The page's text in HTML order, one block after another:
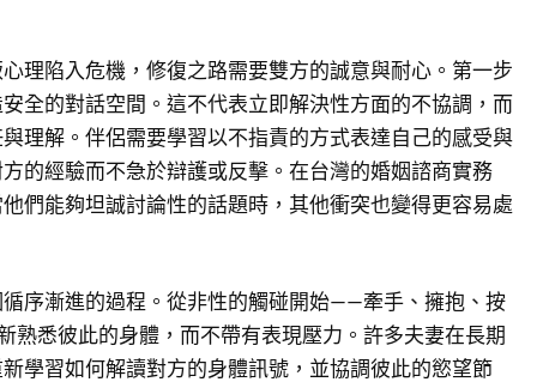
理陷入危機，修復之路需要雙方的誠意與耐心。第一步
全的對話空間。這不代表立即解決性方面的不協調，而
理解。伴侶需要學習以不指責的方式表達自己的感受與
的經驗而不急於辯護或反擊。在台灣的婚姻諮商實務
們能夠坦誠討論性的話題時，其他衝突也變得更容易處
序漸進的過程。從非性的觸碰開始——牽手、擁抱、按
悉彼此的身體，而不帶有表現壓力。許多夫妻在長期
學習如何解讀對方的身體訊號，並協調彼此的慾望節